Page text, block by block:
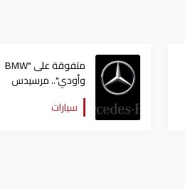
متفوقة على "BMW
وأودي".. مرسيدس
بنز تواصل تصدرها
سيارات